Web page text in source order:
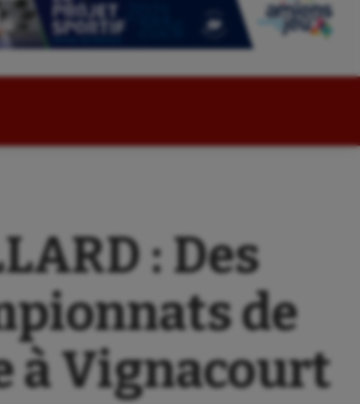
: Des
de
à Vignacourt